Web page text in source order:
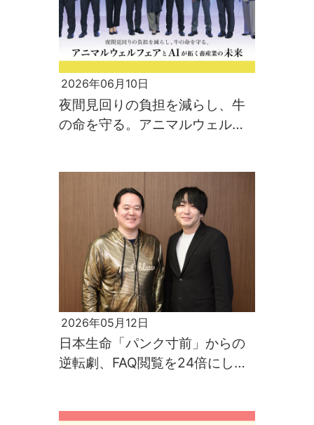
2026年06月10日
夜間見回りの負担を減らし、牛
の命を守る。アニマルウェルフ
2026年05月12日
日本生命「パンク寸前」からの
逆転劇、FAQ閲覧を24倍にした